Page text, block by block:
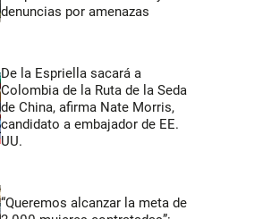
denuncias por amenazas
De la Espriella sacará a
Colombia de la Ruta de la Seda
de China, afirma Nate Morris,
candidato a embajador de EE.
UU.
“Queremos alcanzar la meta de